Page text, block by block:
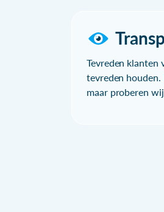
Tevreden klanten
tevreden houden.
maar proberen